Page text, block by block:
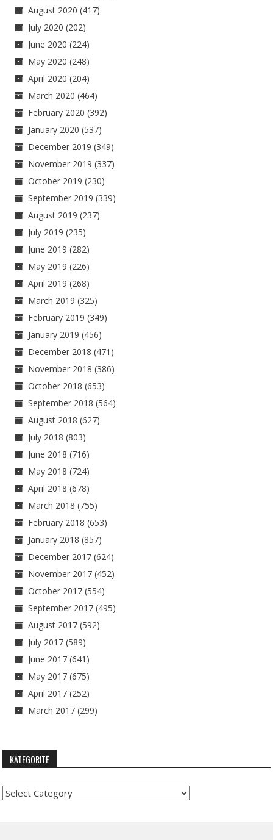
August 2020 (417)
July 2020 (202)
June 2020 (224)
May 2020 (248)
April 2020 (204)
March 2020 (464)
February 2020 (392)
January 2020 (537)
December 2019 (349)
November 2019 (337)
October 2019 (230)
September 2019 (339)
August 2019 (237)
July 2019 (235)
June 2019 (282)
May 2019 (226)
April 2019 (268)
March 2019 (325)
February 2019 (349)
January 2019 (456)
December 2018 (471)
November 2018 (386)
October 2018 (653)
September 2018 (564)
August 2018 (627)
July 2018 (803)
June 2018 (716)
May 2018 (724)
April 2018 (678)
March 2018 (755)
February 2018 (653)
January 2018 (857)
December 2017 (624)
November 2017 (452)
October 2017 (554)
September 2017 (495)
August 2017 (592)
July 2017 (589)
June 2017 (641)
May 2017 (675)
April 2017 (252)
March 2017 (299)
KATEGORITË
Kategoritë